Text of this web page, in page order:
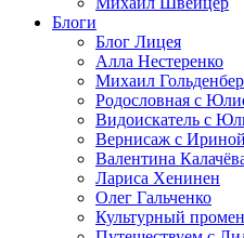
Блоги
Блог Лицея
Алла Нестеренко
Михаил
Родословная с
Видоискатель с
Вернисаж с
Валентина
Лариса Хенинен
Олег Гальченко
Культурный